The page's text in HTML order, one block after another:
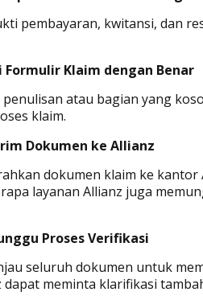
pembayaran, kwitansi, dan
Formulir Klaim dengan Benar
atau bagian yang
klaim.
Dokumen ke Allianz
dokumen klaim ke
layanan Allianz juga
Proses Verifikasi
seluruh dokumen untuk
dapat meminta klarifikasi